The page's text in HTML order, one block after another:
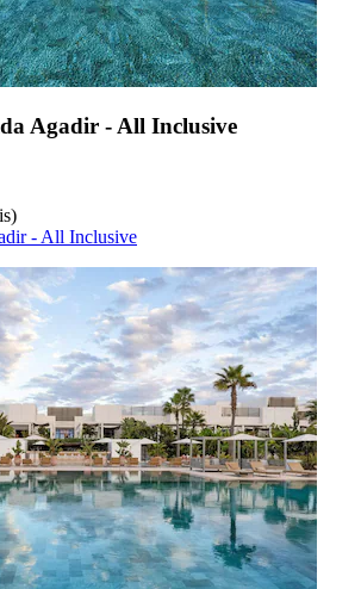
Agadir - All Inclusive
- All Inclusive